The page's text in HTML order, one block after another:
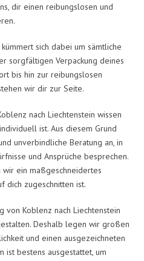
dir einen reibungslosen und
sich dabei um sämtliche
sorgfältigen Verpackung deines
bis hin zur reibungslosen
wir dir zur Seite.
nach Liechtenstein wissen
ist. Aus diesem Grund
unverbindliche Beratung an, in
und Ansprüche besprechen.
ein maßgeschneidertes
dich zugeschnitten ist.
von Koblenz nach Liechtenstein
Deshalb legen wir großen
und einen ausgezeichneten
ist bestens ausgestattet, um